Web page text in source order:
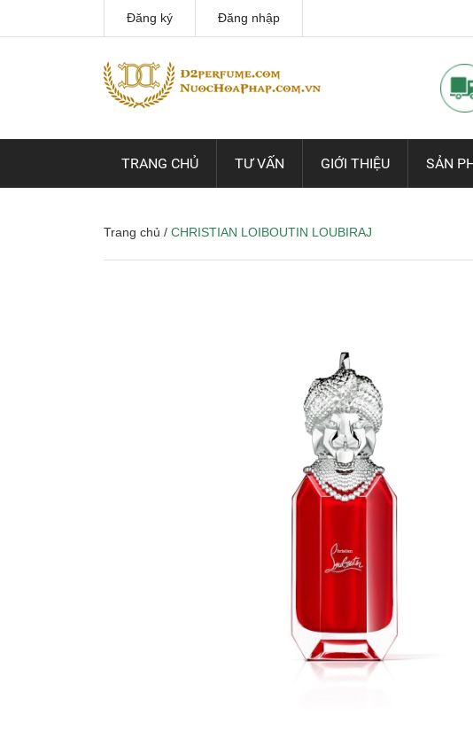
Đăng ký Đăng nhập
TRANG CHỦ TƯ VẤN GIỚI THIỆU SẢN
Trang chủ / CHRISTIAN LOIBOUTIN LOUBIRAJ